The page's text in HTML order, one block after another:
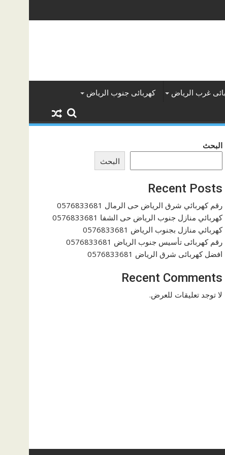
غرب الرياض كهربائى جنوب الرياض
البحث
البحث
Recent Posts
رقم كهربائي شرق الرياض حى الرمال 0576833681
كهربائي منازل جنوب الرياض حى الشفا 0576833681
كهربائي منازل بجنوب الرياض 0576833681
رقم كهربائى تأسيس جنوب الرياض 0576833681
افضل كهربائى شرق الرياض 0576833681
Recent Comments
لا توجد تعليقات للعرض.